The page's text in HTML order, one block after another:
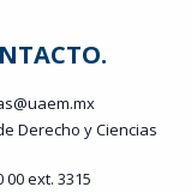
Derecho y Ciencias
ext. 3315